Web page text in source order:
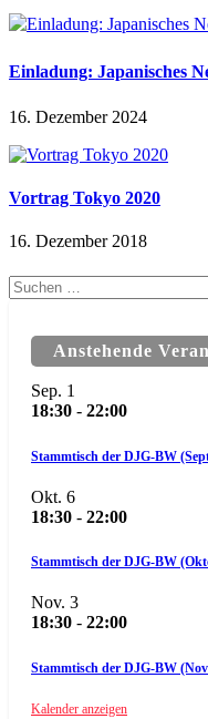
Einladung: Japanisches
16. Dezember 2024
Vortrag Tokyo 2020
16. Dezember 2018
Suchen
nach:
Anstehende
Sep. 1
18:30 - 22:00
Stammtisch der DJG-BW
Okt. 6
18:30 - 22:00
Stammtisch der DJG-BW
Nov. 3
18:30 - 22:00
Stammtisch der DJG-BW
Kalender anzeigen